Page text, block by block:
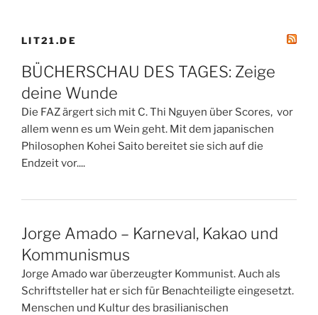
LIT21.DE
BÜCHERSCHAU DES TAGES: Zeige
deine Wunde
Die FAZ ärgert sich mit C. Thi Nguyen über Scores, vor
allem wenn es um Wein geht. Mit dem japanischen
Philosophen Kohei Saito bereitet sie sich auf die
Endzeit vor....
Jorge Amado – Karneval, Kakao und
Kommunismus
Jorge Amado war überzeugter Kommunist. Auch als
Schriftsteller hat er sich für Benachteiligte eingesetzt.
Menschen und Kultur des brasilianischen